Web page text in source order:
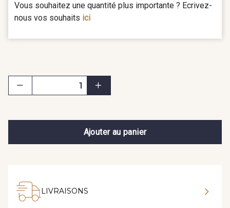
Vous souhaitez une quantité plus importante ? Ecrivez-
nous vos souhaits ici
Ajouter au panier
LIVRAISONS